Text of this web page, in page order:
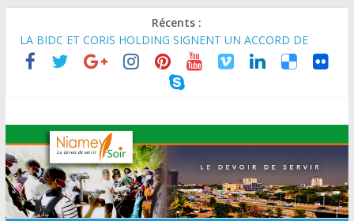
Récents :
LA BIDC ET CORIS HOLDING SIGNENT UN ACCORD DE
FINANCEMENT DE 80 MILLIONS D’EUROS POUR
RENFORCER LES CHAÎNES DE VALEUR ALIMENTAIRES,
ÉNERGÉTIQUES ET AGRICOLES EN AFRIQUE DE L’OUEST
Général de Division Mohamed TOUMBA a reçu en audience
son homologue du Burkina Faso et délégation du Kawar.
BANQUE MONDIALE : L’IA offre un levier vital aux économies
en développement en panne de croissance (Communiqué)
AES : Le Chef de l’Etat a reçu en audience à Maradi les
ministres en charge de l’Environnement du Burkina Faso et du